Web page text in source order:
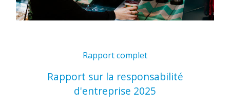
Rapport complet
Rapport sur la responsabilité
d'entreprise 2025